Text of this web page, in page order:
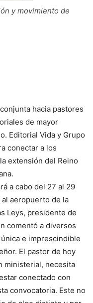
y movimiento de
hacia pastores
de mayor
Editorial Vida y Grupo
conectar a los
extensión del Reino
a cabo del 27 al 29
aeropuerto de la
Leys, presidente de
comentó a diversos
e imprescindible
El pastor de hoy
ministerial, necesita
conectado con
convocatoria. Este no